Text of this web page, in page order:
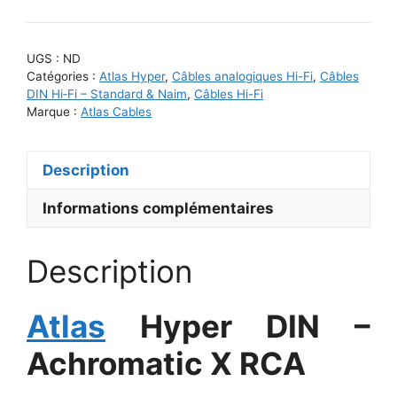
Hyper
–
Achromatic
UGS : ND
Catégories : Atlas Hyper, Câbles analogiques Hi-Fi, Câbles
DIN Hi‑Fi – Standard & Naim, Câbles Hi-Fi
Marque : Atlas Cables
Description
Informations complémentaires
Description
Atlas Hyper DIN –
Achromatic X RCA